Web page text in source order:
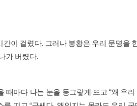
이 걸렸다. 그러나 봉황은 우리 문명을
가 버렸다.
마다 나는 눈을 동그랗게 뜨고 “왜 우